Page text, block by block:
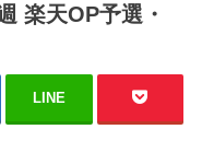
楽天OP予選・
LINE